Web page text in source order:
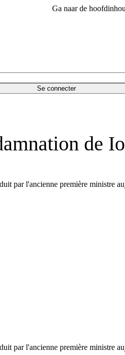
Ga naar de
Se connecter
de
par l'ancienne première ministre
par l'ancienne première ministre